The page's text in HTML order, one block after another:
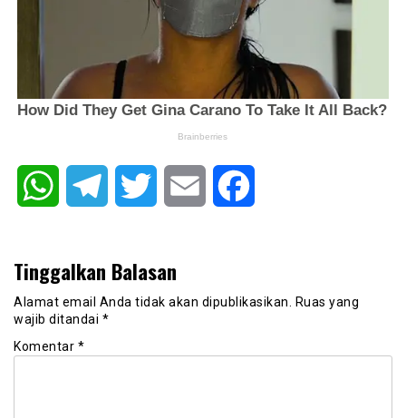
WhatsAppTelegram Twitter Email
Tinggalkan Balasan
Alamat email Anda tidak akan dipublikasikan.
Ruas yang
wajib ditandai *
Komentar *